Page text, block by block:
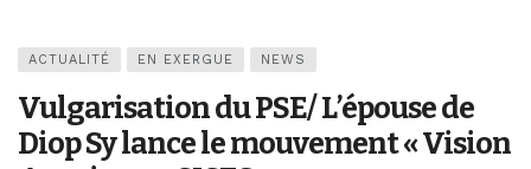
ACTUALITÉ EN EXERGUE NEWS
Vulgarisation du PSE/ L’épouse de
Diop Sy lance le mouvement « Vision